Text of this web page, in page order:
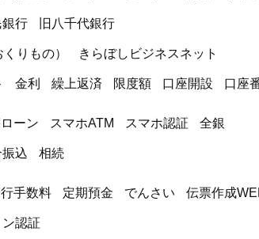
銀行 旧八千代銀行
りもの） きらぼしビジネスネット
金利 繰上返済 限度額 口座開設 口座
ーン スマホATM スマホ認証 全銀
込 相続
手数料 定期預金 でんさい 伝票作成
ン認証